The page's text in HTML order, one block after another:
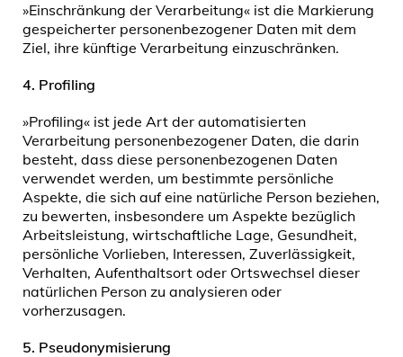
»Einschränkung der Verarbeitung« ist die Markierung
gespeicherter personenbezogener Daten mit dem
Ziel, ihre künftige Verarbeitung einzuschränken.
4. Profiling
»Profiling« ist jede Art der automatisierten
Verarbeitung personenbezogener Daten, die darin
besteht, dass diese personenbezogenen Daten
verwendet werden, um bestimmte persönliche
Aspekte, die sich auf eine natürliche Person beziehen,
zu bewerten, insbesondere um Aspekte bezüglich
Arbeitsleistung, wirtschaftliche Lage, Gesundheit,
persönliche Vorlieben, Interessen, Zuverlässigkeit,
Verhalten, Aufenthaltsort oder Ortswechsel dieser
natürlichen Person zu analysieren oder
vorherzusagen.
5. Pseudonymisierung